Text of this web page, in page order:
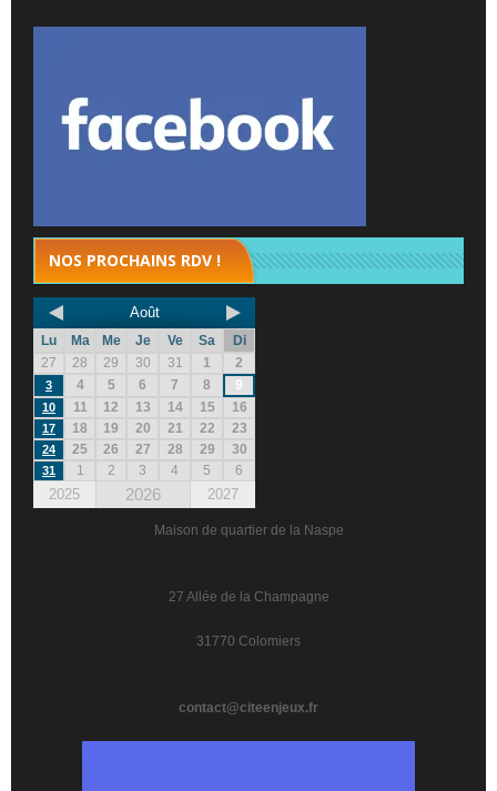
NOS PROCHAINS RDV !
Août
Lu Ma Me Je Ve Sa
Di
27
28 29 30 31 1 2
3 4 5 6 7 8 9
10 11 12 13 14 15 16
17 18 19 20 21 22 23
24 25 26 27 28 29 30
31 1 2 3 4 5 6
2025 2026 2027
Maison de quartier de la Naspe
27 Allée de la Champagne
31770 Colomiers
contact@citeenjeux.fr